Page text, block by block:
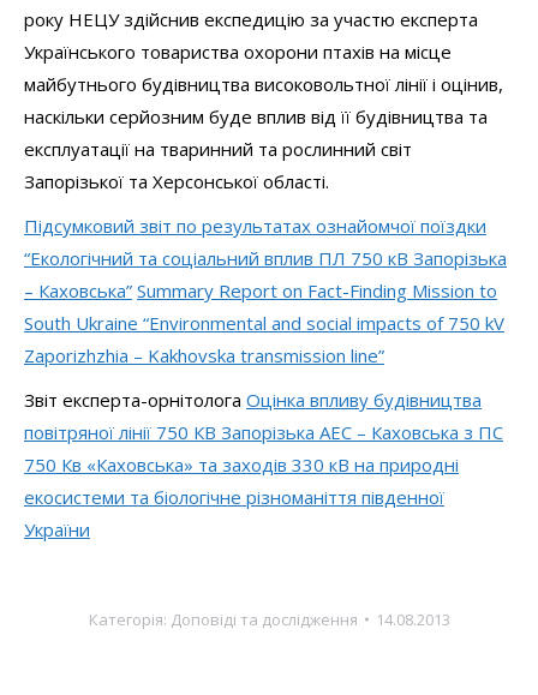
року НЕЦУ здійснив експедицію за участю експерта
Українського товариства охорони птахів на місце
майбутнього будівництва високовольтної лінії і оцінив,
наскільки серйозним буде вплив від її будівництва та
експлуатації на тваринний та рослинний світ
Запорізької та Херсонської області.
Підсумковий звіт по результатах ознайомчої поїздки
“Екологічний та соціальний вплив ПЛ 750 кВ Запорізька
– Каховська” Summary Report on Fact-Finding Mission to
South Ukraine “Environmental and social impacts of 750 kV
Zaporizhzhia – Kakhovska transmission line”
Звіт експерта-орнітолога Оцінка впливу будівництва
повітряної лінії 750 КВ Запорізька АЕС – Каховська з ПС
750 Кв «Каховська» та заходів 330 кВ на природні
екосистеми та біологічне різноманіття південної
України
Категорія: Доповіді та дослідження 14.08.2013